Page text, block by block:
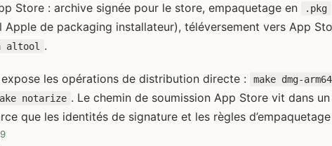
Store : archive signée pour le store, empaquetage en
.pkg
Apple de packaging installateur), téléversement vers App
altool .
les opérations de distribution directe : make dmg-arm64
notarize . Le chemin de soumission App Store vit dans un
que les identités de signature et les règles
9